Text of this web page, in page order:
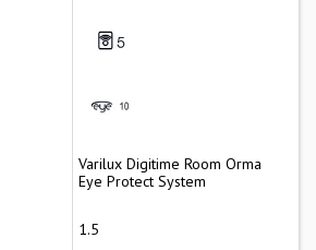
Varilux Digitime Room Orma
Eye Protect System
1.5